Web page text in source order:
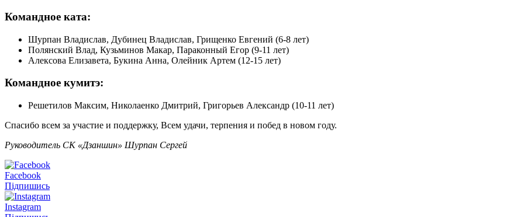
Командное ката:
Шурпан Владислав, Дубинец Владислав, Грищенко Евгений (6-8 лет)
Полянский Влад, Кузьминов Макар, Параконный Егор (9-11 лет)
Алексова Елизавета, Букина Анна, Олейник Артем (12-15 лет)
Командное кумитэ:
Решетилов Максим, Николаенко Дмитрий, Григорьев Александр (10-11 лет)
Спасибо всем за участие и поддержку, Всем удачи, терпения и побед в новом году.
Руководитель СК «Дзаншин» Шурпан Сергей
Facebook
Підпишись
Instagram